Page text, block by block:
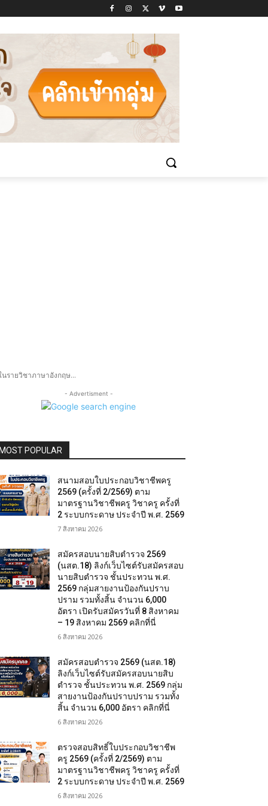
รายวิชาภาษาอังกฤษ...
- Advertisment -
MOST POPULAR
สนามสอบใบประกอบวิชาชีพครู
2569 (ครั้งที่ 2/2569) ตาม
มาตรฐานวิชาชีพครู วิชาครู ครั้งที่
2 ระบบกระดาษ ประจำปี พ.ศ. 2569
7 สิงหาคม 2026
สมัครสอบนายสิบตำรวจ 2569
(นสต.18) ลิงก์เว็บไซต์รับสมัครสอบ
นายสิบตำรวจ ชั้นประทวน พ.ศ.
2569 กลุ่มสายงานป้องกันปราบ
ปราม รวมทั้งสิ้น จำนวน 6,000
อัตรา เปิดรับสมัครวันที่ 8 สิงหาคม
– 19 สิงหาคม 2569 คลิกที่นี่
6 สิงหาคม 2026
สมัครสอบตํารวจ 2569 (นสต.18)
ลิงก์เว็บไซต์รับสมัครสอบนายสิบ
ตำรวจ ชั้นประทวน พ.ศ. 2569 กลุ่ม
สายงานป้องกันปราบปราม รวมทั้ง
สิ้น จำนวน 6,000 อัตรา คลิกที่นี่
6 สิงหาคม 2026
ตรวจสอบสิทธิ์ใบประกอบวิชาชีพ
ครู 2569 (ครั้งที่ 2/2569) ตาม
มาตรฐานวิชาชีพครู วิชาครู ครั้งที่
2 ระบบกระดาษ ประจำปี พ.ศ. 2569
6 สิงหาคม 2026